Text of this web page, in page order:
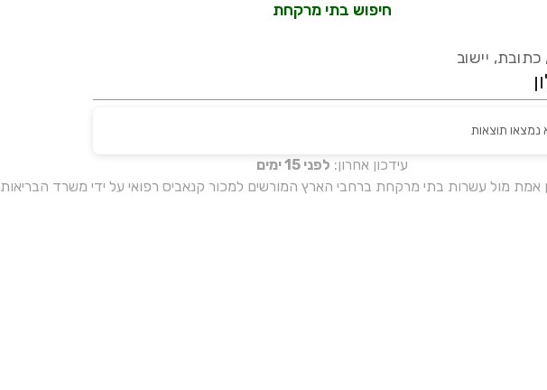
חיפוש בתי מרקחת
יישוב
עידכון אחרון: לפני 15 ימים
אמת מול עשרות בתי מרקחת ברחבי הארץ המורשים למכור קנאביס רפואי על ידי משרד הבריאות
נמצאו תוצאות